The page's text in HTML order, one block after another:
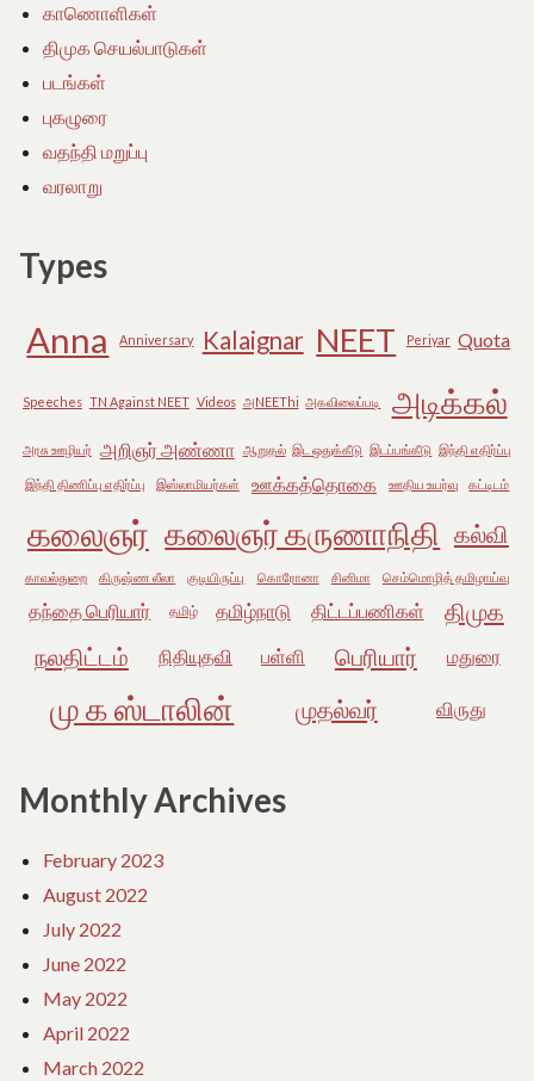
காணொளிகள்
திமுக செயல்பாடுகள்
படங்கள்
புகழுரை
வதந்தி மறுப்பு
வரலாறு
Types
Anna Anniversary Kalaignar NEET Periyar Quota
Speeches TN Against NEET Videos அNEEThi அகவிலைப்படி அடிக்கல்
அரசு ஊழியர் அறிஞர் அண்ணா ஆறுதல் இட ஒதுக்கீடு இடப்பங்கீடு இந்தி எதிர்ப்பு
இந்தி திணிப்பு எதிர்ப்பு இஸ்லாமியர்கள் ஊக்கத்தொகை ஊதிய உயர்வு கட்டிடம்
கலைஞர் கலைஞர் கருணாநிதி கல்வி
காவல்துறை கிருஷ்ண லீலா குடியிருப்பு கொரோனா சினிமா செம்மொழித் தமிழாய்வு
தந்தை பெரியார் தமிழ் தமிழ்நாடு திட்டப்பணிகள்
திமுக
நலதிட்டம்
நிதியுதவி பள்ளி பெரியார் மதுரை
மு க ஸ்டாலின் முதல்வர் விருது
Monthly Archives
February 2023
August 2022
July 2022
June 2022
May 2022
April 2022
March 2022